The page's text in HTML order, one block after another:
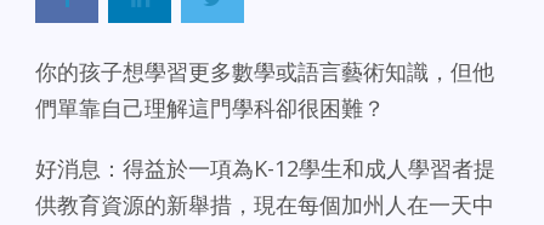
你的孩子想學習更多數學或語言藝術知識，但他
們單靠自己理解這門學科卻很困難？
好消息：得益於一項為K-12學生和成人學習者提
供教育資源的新舉措，現在每個加州人在一天中